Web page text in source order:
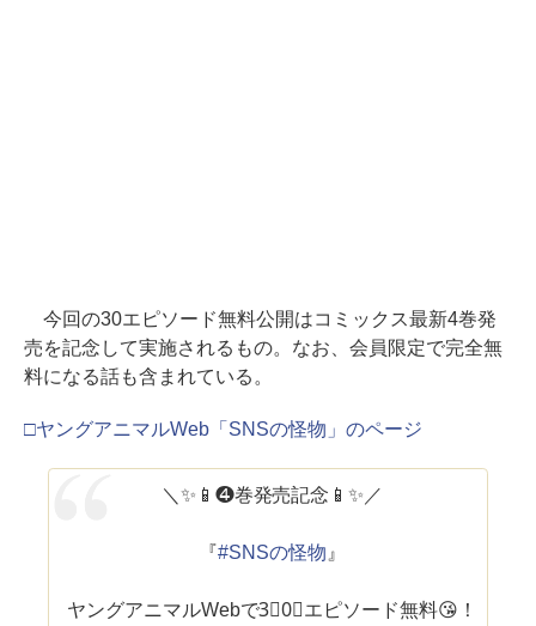
今回の30エピソード無料公開はコミックス最新4巻発
売を記念して実施されるもの。なお、会員限定で完全無
料になる話も含まれている。
□ヤングアニマルWeb「SNSの怪物」のページ
＼✨📱❹巻発売記念📱✨／
『#SNSの怪物 』
ヤングアニマルWebで3⃣0⃣エピソード無料😘！